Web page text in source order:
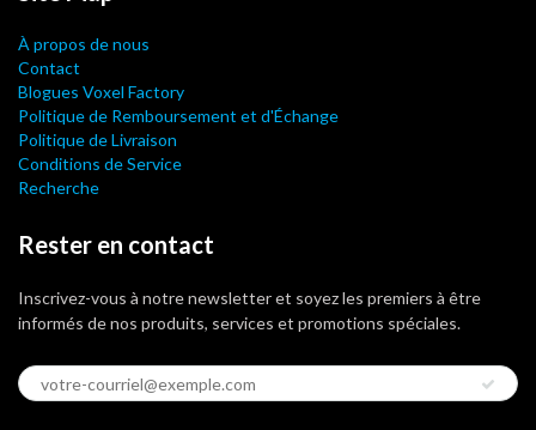
À propos de nous
Contact
Blogues Voxel Factory
Politique de Remboursement et d'Échange
Politique de Livraison
Conditions de Service
Recherche
Rester en contact
Inscrivez-vous à notre newsletter et soyez les premiers à être
informés de nos produits, services et promotions spéciales.